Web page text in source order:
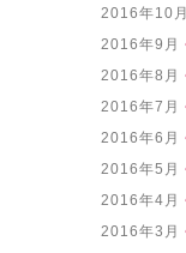
2016年10月
2016年9月
2016年8月
2016年7月
2016年6月
2016年5月
2016年4月
2016年3月